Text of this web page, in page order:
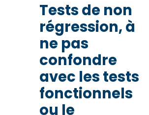
Tests de non
régression, à
ne pas
confondre
avec les tests
fonctionnels
ou le